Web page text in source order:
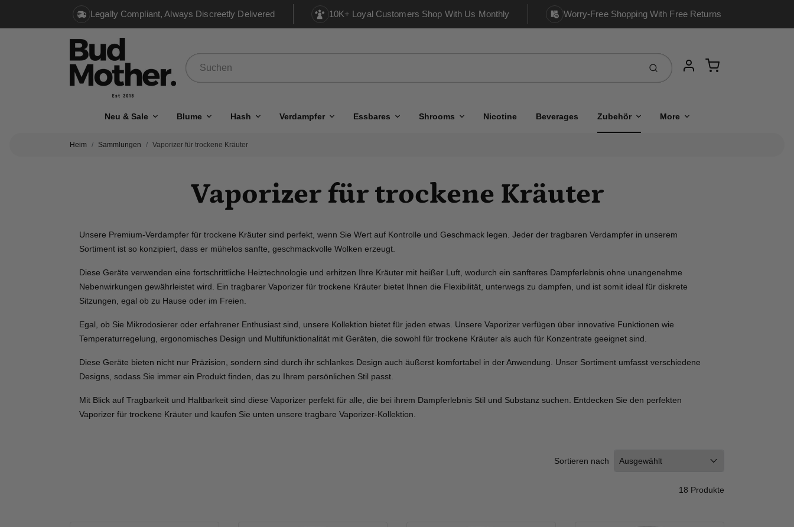
Legally Compliant, Always Discreetly Delivered 10K+ Loyal Customers Shop With Us Monthly Worry-Free Shopping With Free Returns
EinreichenAccount
Cart
Neu & Sale Blume Hash Verdampfer Essbares Shrooms Nicotine Beverages Zubehör More
Heim Sammlungen Vaporizer für trockene Kräuter
Vaporizer für trockene Kräuter
Unsere Premium-Verdampfer für trockene Kräuter sind perfekt, wenn Sie Wert auf Kontrolle und Geschmack legen. Jeder der tragbaren Verdampfer in unserem
Sortiment ist so konzipiert, dass er mühelos sanfte, geschmackvolle Wolken erzeugt.
Diese Geräte verwenden eine fortschrittliche Heiztechnologie und erhitzen Ihre Kräuter mit heißer Luft, wodurch ein sanfteres Dampferlebnis ohne unangenehme
Nebenwirkungen gewährleistet wird. Ein tragbarer Vaporizer für trockene Kräuter bietet Ihnen die Flexibilität, unterwegs zu dampfen, und ist somit ideal für diskrete
Sitzungen, egal ob zu Hause oder im Freien.
Egal, ob Sie Mikrodosierer oder erfahrener Enthusiast sind, unsere Kollektion bietet für jeden etwas. Unsere Vaporizer verfügen über innovative Funktionen wie
Temperaturregelung, ergonomisches Design und Multifunktionalität mit Geräten, die sowohl für trockene Kräuter als auch für Konzentrate geeignet sind.
Diese Geräte bieten nicht nur Präzision, sondern sind durch ihr schlankes Design auch äußerst komfortabel in der Anwendung. Unser Sortiment umfasst verschiedene
Designs, sodass Sie immer ein Produkt finden, das zu Ihrem persönlichen Stil passt.
Mit Blick auf Tragbarkeit und Haltbarkeit sind diese Vaporizer perfekt für alle, die bei ihrem Dampferlebnis Stil und Substanz suchen. Entdecken Sie den perfekten
Vaporizer für trockene Kräuter und kaufen Sie unten unsere tragbare Vaporizer-Kollektion.
Sortieren nach
18 Produkte